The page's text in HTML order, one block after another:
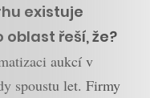
existuje
řeší, že?
aukcí v
spoustu let. Firmy